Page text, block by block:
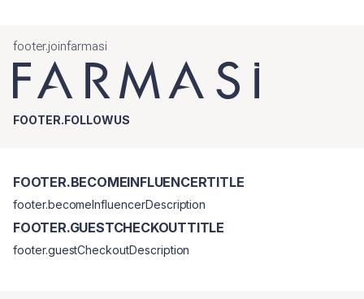
footer.joinfarmasi
FOOTER.FOLLOWUS
FOOTER.BECOMEINFLUENCERTITLE
footer.becomeInfluencerDescription
FOOTER.GUESTCHECKOUTTITLE
footer.guestCheckoutDescription